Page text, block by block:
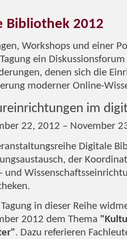
Bibliothek 2012
Workshops und einer
ein
denen sich die
moderner Online-
im
22, 2012 – November
Digitale
der
und
Tagung in dieser Reihe
2012 dem Thema
. Dazu referieren